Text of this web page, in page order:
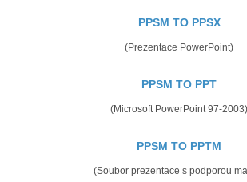
PPSM TO PPSX
(Prezentace PowerPoint)
PPSM TO PPT
(Microsoft PowerPoint 97-2003)
PPSM TO PPTM
(Soubor prezentace s podporou